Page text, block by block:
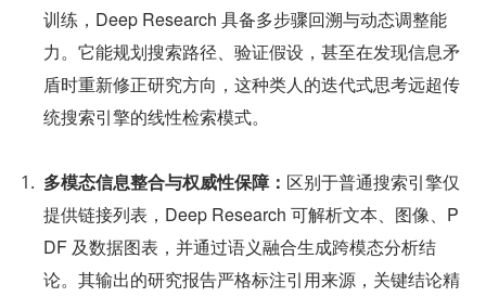
训练，Deep Research 具备多步骤回溯与动态调整能
力。它能规划搜索路径、验证假设，甚至在发现信息矛
盾时重新修正研究方向，这种类人的迭代式思考远超传
统搜索引擎的线性检索模式。
多模态信息整合与权威性保障： 区别于普通搜索引擎仅
提供链接列表，Deep Research 可解析文本、图像、P
DF 及数据图表，并通过语义融合生成跨模态分析结
论。其输出的研究报告严格标注引用来源，关键结论精